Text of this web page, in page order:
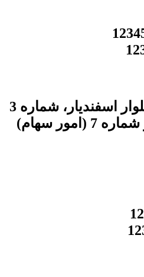
بلوار آفریقا، ابتدای بلوار اسفندیار، شماره 3
سهام)